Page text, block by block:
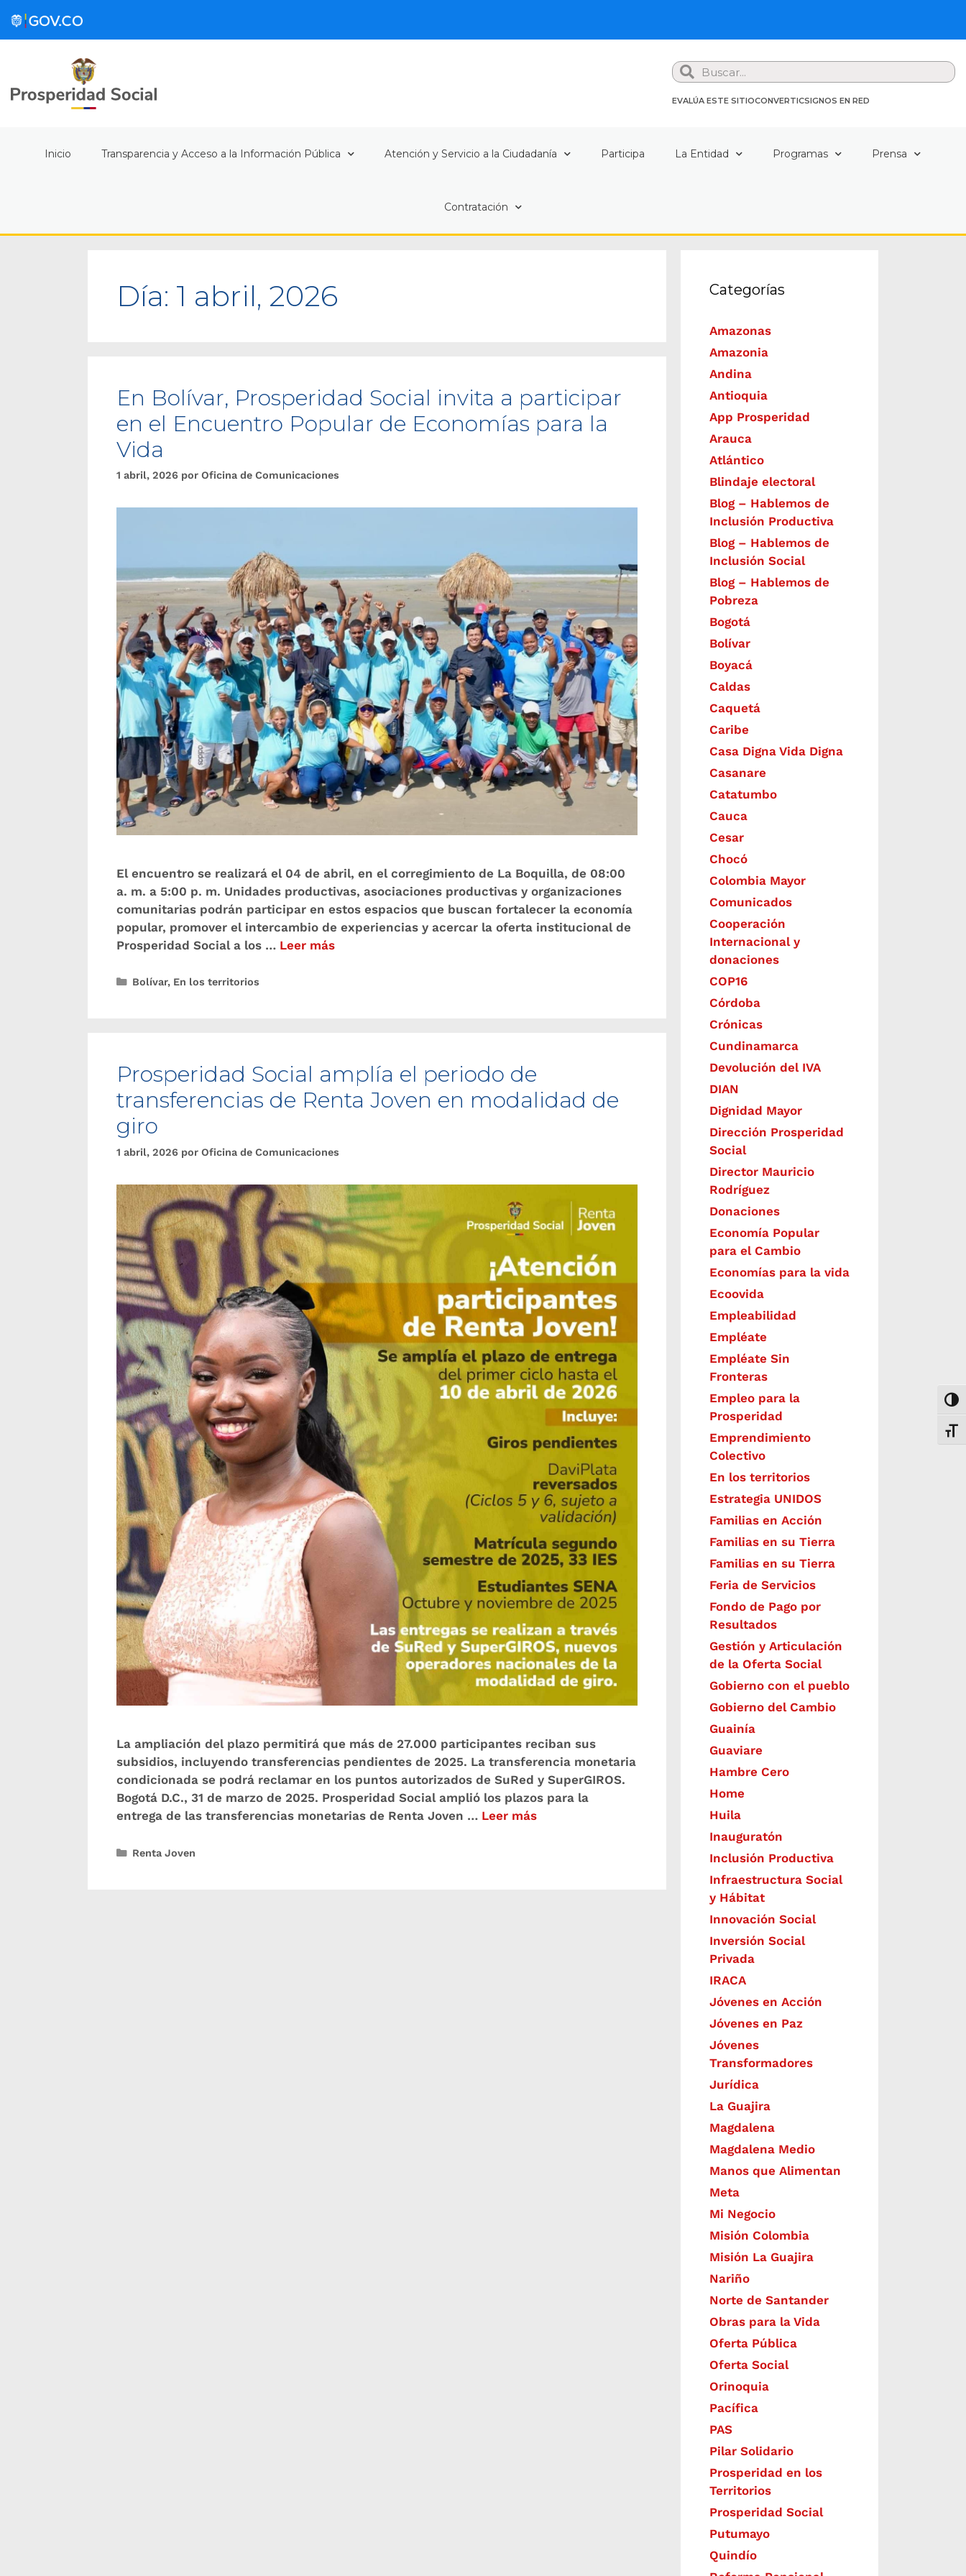
Search
EVALÚA ESTE SITIOCONVERTICSIGNOS EN RED
Inicio Transparencia y Acceso a la Información Pública Atención y Servicio a la Ciudadanía Participa La Entidad Programas Prensa
Contratación
Día: 1 abril, 2026
En Bolívar, Prosperidad Social invita a participar
en el Encuentro Popular de Economías para la
Vida
1 abril, 2026 por Oficina de Comunicaciones
El encuentro se realizará el 04 de abril, en el corregimiento de La Boquilla, de 08:00
a. m. a 5:00 p. m. Unidades productivas, asociaciones productivas y organizaciones
comunitarias podrán participar en estos espacios que buscan fortalecer la economía
popular, promover el intercambio de experiencias y acercar la oferta institucional de
Prosperidad Social a los … Leer más
Bolívar, En los territorios
Prosperidad Social amplía el periodo de
transferencias de Renta Joven en modalidad de
giro
1 abril, 2026 por Oficina de Comunicaciones
La ampliación del plazo permitirá que más de 27.000 participantes reciban sus
subsidios, incluyendo transferencias pendientes de 2025. La transferencia monetaria
condicionada se podrá reclamar en los puntos autorizados de SuRed y SuperGIROS.
Bogotá D.C., 31 de marzo de 2025. Prosperidad Social amplió los plazos para la
entrega de las transferencias monetarias de Renta Joven … Leer más
Renta Joven
Categorías
Amazonas
Amazonia
Andina
Antioquia
App Prosperidad
Arauca
Atlántico
Blindaje electoral
Blog – Hablemos de
Inclusión Productiva
Blog – Hablemos de
Inclusión Social
Blog – Hablemos de
Pobreza
Bogotá
Bolívar
Boyacá
Caldas
Caquetá
Caribe
Casa Digna Vida Digna
Casanare
Catatumbo
Cauca
Cesar
Chocó
Colombia Mayor
Comunicados
Cooperación
Internacional y
donaciones
COP16
Córdoba
Crónicas
Cundinamarca
Devolución del IVA
DIAN
Dignidad Mayor
Dirección Prosperidad
Social
Director Mauricio
Rodríguez
Donaciones
Economía Popular
para el Cambio
Economías para la vida
Ecoovida
Empleabilidad
Empléate
Empléate Sin
Fronteras
Empleo para la
Prosperidad
Emprendimiento
Colectivo
En los territorios
Estrategia UNIDOS
Familias en Acción
Familias en su Tierra
Familias en su Tierra
Feria de Servicios
Fondo de Pago por
Resultados
Gestión y Articulación
de la Oferta Social
Gobierno con el pueblo
Gobierno del Cambio
Guainía
Guaviare
Hambre Cero
Home
Huila
Inauguratón
Inclusión Productiva
Infraestructura Social
y Hábitat
​Innovación Social
Inversión Social
Privada
IRACA
Jóvenes en Acción
Jóvenes en Paz
Jóvenes
Transformadores
Jurídica
La Guajira
Magdalena
Magdalena Medio
Manos que Alimentan
Meta
Mi Negocio
Misión Colombia
Misión La Guajira
Nariño
Norte de Santander
Obras para la Vida
Oferta Pública
Oferta Social​​
Orinoquia
Pacífica
PAS
Pilar Solidario
Prosperidad en los
Territorios
Prosperidad Social
Putumayo
Quindío